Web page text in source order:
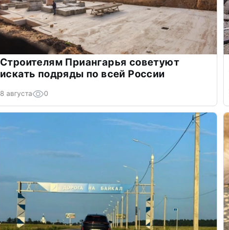
Строителям Приангарья советуют
искать подряды по всей России
8 августа 0